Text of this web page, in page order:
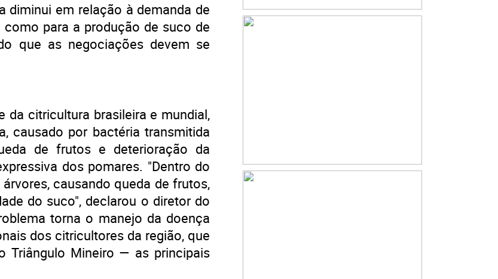
diminui em relação à demanda de
para a produção de suco de
que as negociações devem se
da citricultura brasileira e mundial,
causado por bactéria transmitida
de frutos e deterioração da
dos pomares. "Dentro do
causando queda de frutos,
do suco", declarou o diretor do
torna o manejo da doença
dos citricultores da região, que
Triângulo Mineiro — as principais